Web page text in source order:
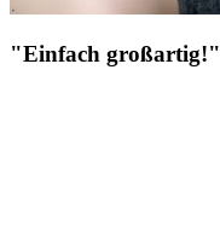
"Einfach großartig!"